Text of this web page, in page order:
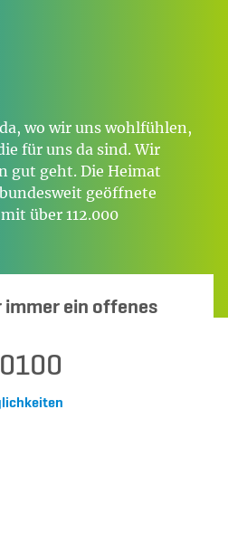
wo wir uns wohlfühlen,
für uns da sind. Wir
gut geht. Die Heimat
geöffnete
über 112.000
immer ein offenes